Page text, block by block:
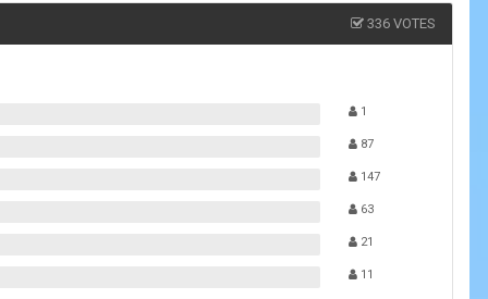
336 VOTES
1
87
147
63
21
11